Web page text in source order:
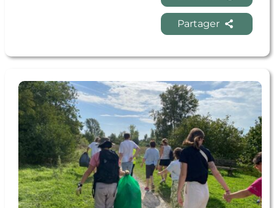
Partager
passez à l’action !